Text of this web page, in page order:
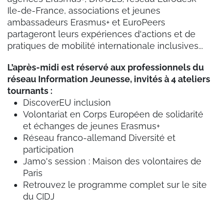
Ile-de-France, associations et jeunes
ambassadeurs Erasmus+ et EuroPeers
partageront leurs expériences d'actions et de
pratiques de mobilité internationale inclusives...
L’après-midi est réservé aux professionnels du
réseau Information Jeunesse, invités à 4 ateliers
tournants :
DiscoverEU inclusion
Volontariat en Corps Européen de solidarité
et échanges de jeunes Erasmus+
Réseau franco-allemand Diversité et
participation
Jamo's session : Maison des volontaires de
Paris
Retrouvez le programme complet sur le site
du CIDJ